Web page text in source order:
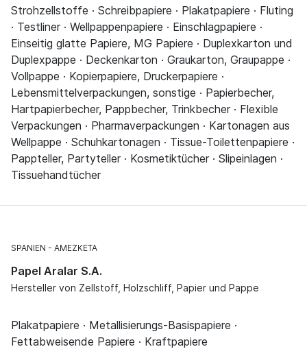
Strohzellstoffe · Schreibpapiere · Plakatpapiere · Fluting
· Testliner · Wellpappenpapiere · Einschlagpapiere ·
Einseitig glatte Papiere, MG Papiere · Duplexkarton und
Duplexpappe · Deckenkarton · Graukarton, Graupappe ·
Vollpappe · Kopierpapiere, Druckerpapiere ·
Lebensmittelverpackungen, sonstige · Papierbecher,
Hartpapierbecher, Pappbecher, Trinkbecher · Flexible
Verpackungen · Pharmaverpackungen · Kartonagen aus
Wellpappe · Schuhkartonagen · Tissue-Toilettenpapiere ·
Pappteller, Partyteller · Kosmetiktücher · Slipeinlagen ·
Tissuehandtücher
SPANIEN AMEZKETA
Papel Aralar S.A.
Hersteller von Zellstoff, Holzschliff, Papier und Pappe
Plakatpapiere · Metallisierungs-Basispapiere ·
Fettabweisende Papiere · Kraftpapiere